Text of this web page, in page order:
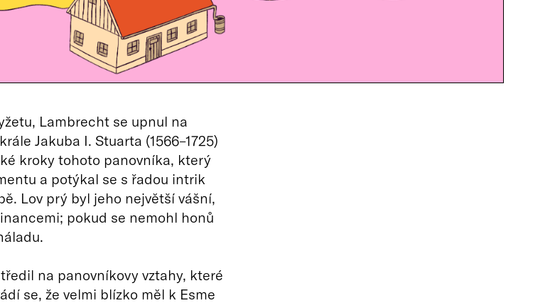
Lambrecht se upnul na
Jakuba I. Stuarta (1566–1725)
kroky tohoto panovníka, který
a potýkal se s řadou intrik
Lov prý byl jeho největší vášní,
pokud se nemohl honů
na panovníkovy vztahy, které
se, že velmi blízko měl k Esme